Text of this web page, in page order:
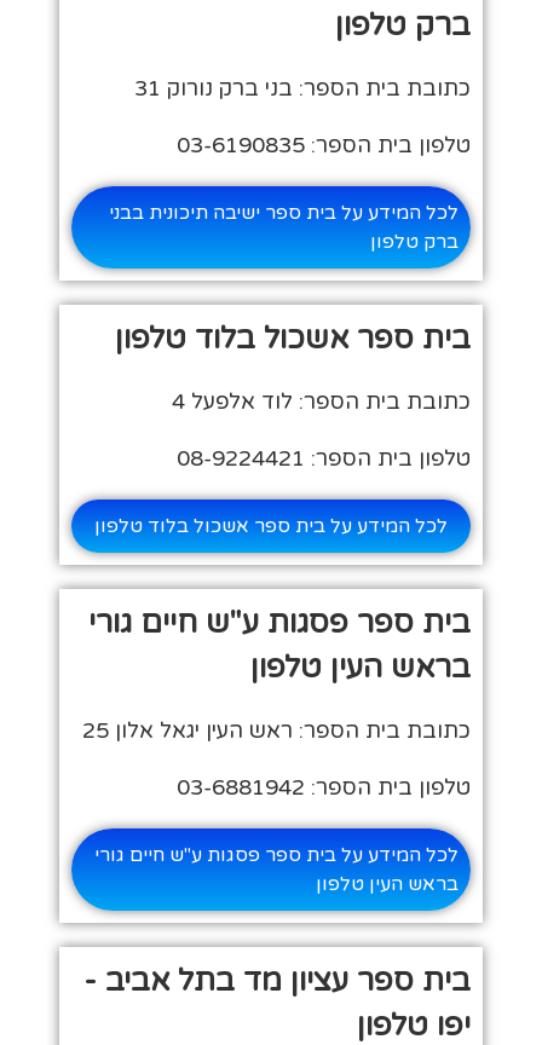
ברק טלפון
כתובת בית הספר: בני ברק נורוק 31
טלפון בית הספר: 03-6190835
לכל המידע על בית ספר ישיבה תיכונית בבני
ברק טלפון
בית ספר אשכול בלוד טלפון
כתובת בית הספר: לוד אלפעל 4
טלפון בית הספר: 08-9224421
לכל המידע על בית ספר אשכול בלוד טלפון
בית ספר פסגות ע"ש חיים גורי
בראש העין טלפון
כתובת בית הספר: ראש העין יגאל אלון 25
טלפון בית הספר: 03-6881942
לכל המידע על בית ספר פסגות ע"ש חיים גורי
בראש העין טלפון
בית ספר עציון מד בתל אביב -
יפו טלפון